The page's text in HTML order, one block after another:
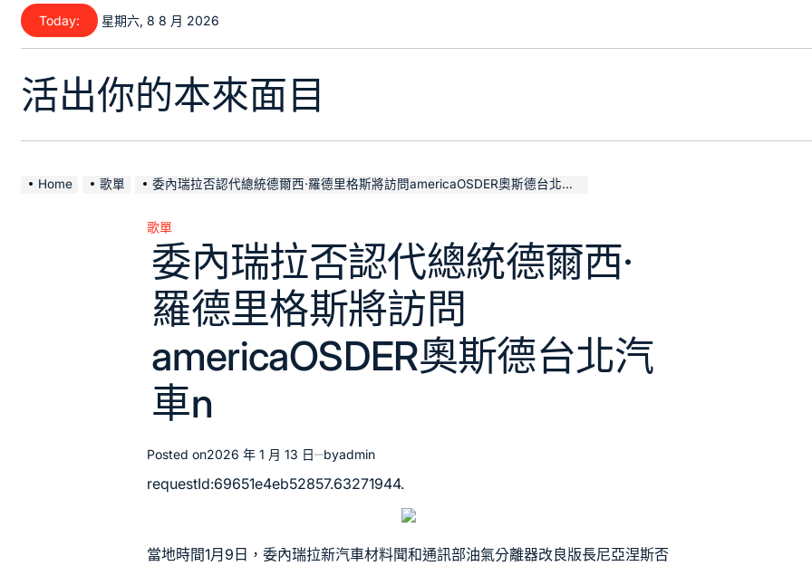
Skip
content
Today: 星期六, 8 8 月 2026
活出你的本來面目
Home 歌單 委內瑞拉否認代總統德爾西·羅德里格斯將訪問americaOSDER奧斯德台北汽車n
Posted
in
歌單
委內瑞拉否認代總統德爾西·
羅德里格斯將訪問
americaOSDER奧斯德台北汽
車n
Posted on2026 年 1 月 13 日 byadmin
requestId:69651e4eb52857.63271944.
當地時間1月9日，委內瑞拉新汽車材料聞和通訊部油氣分離器改良版長尼亞涅斯否